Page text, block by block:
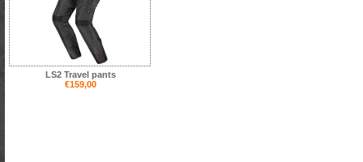
LS2 Travel pants
€159,00